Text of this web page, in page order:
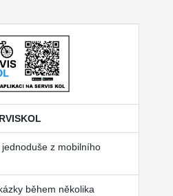
z mobilního
během několika